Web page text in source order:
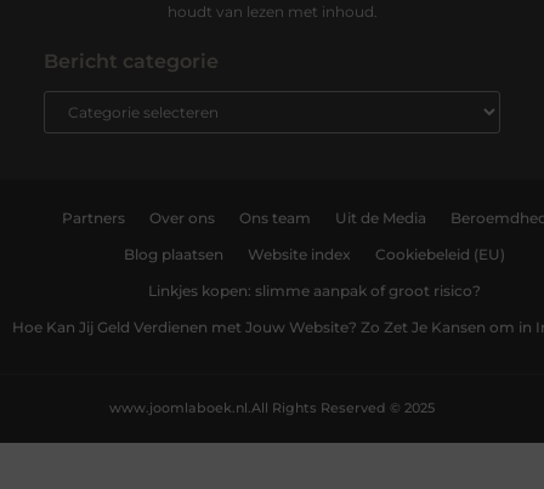
houdt van lezen met inhoud.
Bericht categorie
Partners Over ons Ons team Uit de Media
Blog plaatsen Website index Cookiebeleid (EU)
Linkjes kopen: slimme aanpak of groot risico?
Hoe Kan Jij Geld Verdienen met Jouw Website? Zo Zet Je Kansen om in
All Rights Reserved © 2025
www.joomlaboek.nl.